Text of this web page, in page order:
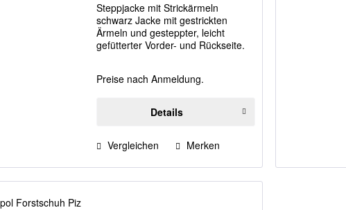
Steppjacke mit Strickärmeln
schwarz Jacke mit gestrickten
Ärmeln und gesteppter, leicht
gefütterter Vorder- und Rückseite.
Innenseite ist weich gebürstet. Zwei
Preise nach Anmeldung.
Details
Vergleichen Merken